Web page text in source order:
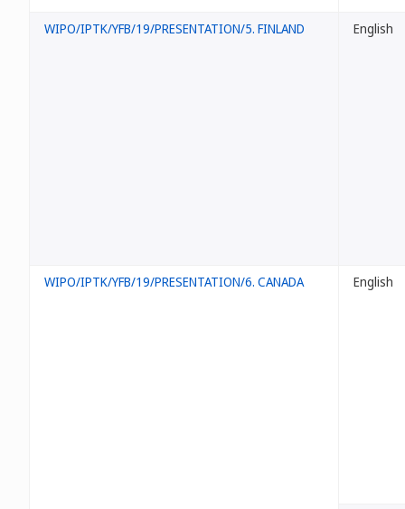
WIPO/IPTK/YFB/19/PRESENTATION/5. FINLAND English
WIPO/IPTK/YFB/19/PRESENTATION/6. CANADA English